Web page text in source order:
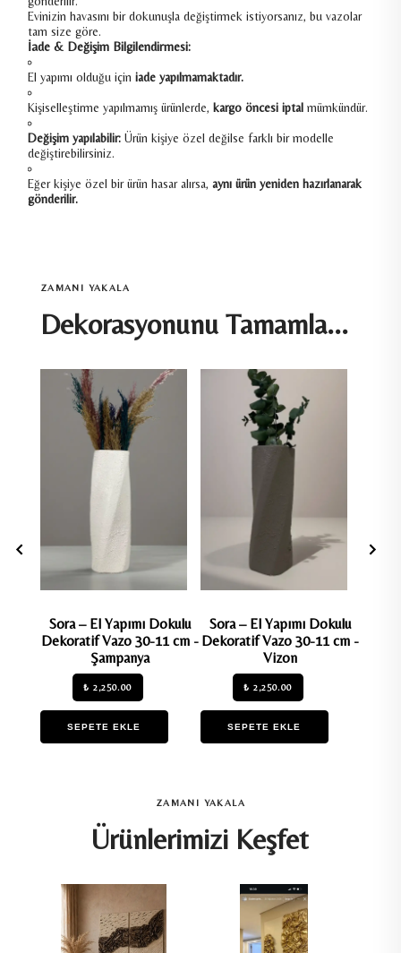
Evinizin havasını bir dokunuşla değiştirmek istiyorsanız, bu vazolar
tam size göre.
İade & Değişim Bilgilendirmesi:
El yapımı olduğu için iade yapılmamaktadır.
Kişiselleştirme yapılmamış ürünlerde, kargo öncesi iptal mümkündür.
Değişim yapılabilir: Ürün kişiye özel değilse farklı bir modelle
değiştirebilirsiniz.
Eğer kişiye özel bir ürün hasar alırsa, aynı ürün yeniden hazırlanarak
gönderilir.
ZAMANI YAKALA
Dekorasyonunu Tamamla...
Sora – El Yapımı Dokulu
Dekoratif Vazo 30-11 cm -
Şampanya
₺ 2,250.00
SEPETE EKLE
Sora – El Yapımı Dokulu
Dekoratif Vazo 30-11 cm -
Vizon
₺ 2,250.00
SEPETE EKLE
ZAMANI YAKALA
Ürünlerimizi Keşfet